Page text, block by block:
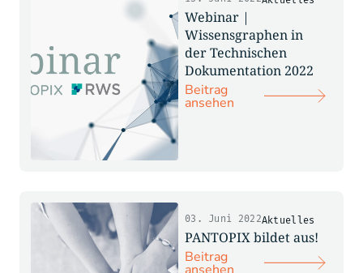
Webinar |
Wissensgraphen in
der Technischen
Dokumentation 2022
Beitrag
ansehen
Aktuelles
03. Juni 2022
PANTOPIX bildet aus!
Beitrag